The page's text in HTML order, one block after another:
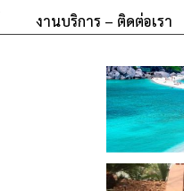
งานบริการ – ติดต่อเรา